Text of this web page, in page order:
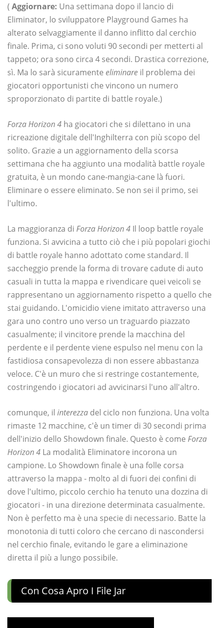
( Aggiornare: Una settimana dopo il lancio di
Eliminator, lo sviluppatore Playground Games ha
alterato selvaggiamente il danno inflitto dal cerchio
finale. Prima, ci sono voluti 90 secondi per metterti al
tappeto; ora sono circa 4 secondi. Drastica correzione,
sì. Ma lo sarà sicuramente eliminare il problema dei
giocatori opportunisti che vincono un numero
sproporzionato di partite di battle royale.)
Forza Horizon 4 ha giocatori che si dilettano in una
ricreazione digitale dell'Inghilterra con più scopo del
solito. Grazie a un aggiornamento della scorsa
settimana che ha aggiunto una modalità battle royale
gratuita, è un mondo cane-mangia-cane là fuori.
Eliminare o essere eliminato. Se non sei il primo, sei
l'ultimo.
La maggioranza di Forza Horizon 4 Il loop battle royale
funziona. Si avvicina a tutto ciò che i più popolari giochi
di battle royale hanno adottato come standard. Il
saccheggio prende la forma di trovare cadute di auto
casuali in tutta la mappa e rivendicare quei veicoli se
rappresentano un aggiornamento rispetto a quello che
stai guidando. L'omicidio viene imitato attraverso una
gara uno contro uno verso un traguardo piazzato
casualmente; il vincitore prende la macchina del
perdente e il perdente viene espulso nel menu con la
fastidiosa consapevolezza di non essere abbastanza
veloce. C'è un muro che si restringe costantemente,
costringendo i giocatori ad avvicinarsi l'uno all'altro.
comunque, il interezza del ciclo non funziona. Una volta
rimaste 12 macchine, c'è un timer di 30 secondi prima
dell'inizio dello Showdown finale. Questo è come Forza
Horizon 4 La modalità Eliminatore incorona un
campione. Lo Showdown finale è una folle corsa
attraverso la mappa - molto al di fuori dei confini di
dove l'ultimo, piccolo cerchio ha tenuto una dozzina di
giocatori - in una direzione determinata casualmente.
Non è perfetto ma è una specie di necessario. Batte la
monotonia di tutti coloro che cercano di nascondersi
nel cerchio finale, evitando le gare a eliminazione
diretta il più a lungo possibile.
Con Cosa Apro I File Jar